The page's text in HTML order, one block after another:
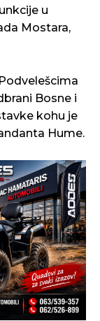
u
Mostara,
Bosne i
kohu je
Hume.